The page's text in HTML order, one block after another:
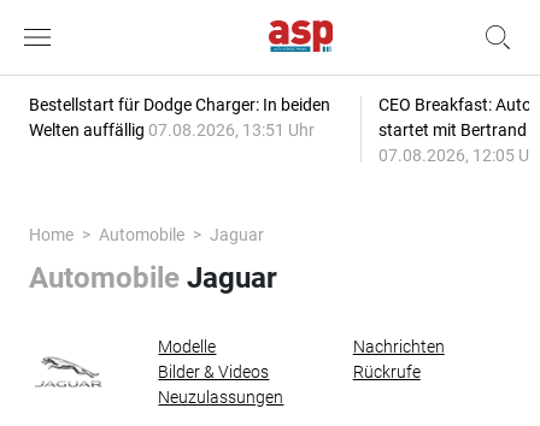
Bestellstart für Dodge Charger: In beiden
Welten auffällig 07.08.2026, 13:51 Uhr
CEO Breakfast:
startet mit Bertrand
07.08.2026, 12:05
Home Automobile Jaguar
Automobile Jaguar
Modelle
Nachrichten
Bilder & Videos
Rückrufe
Neuzulassungen